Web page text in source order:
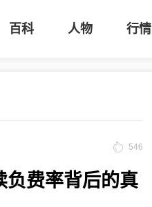
百科 人物 行情
546
负费率背后的真